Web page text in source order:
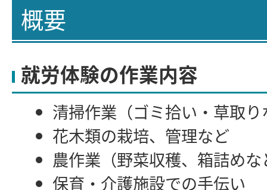
概要
就労体験の作業内容
清掃作業（ゴミ拾い・草取
花木類の栽培、管理など
農作業（野菜収穫、箱詰めな
保育・介護施設での手伝い